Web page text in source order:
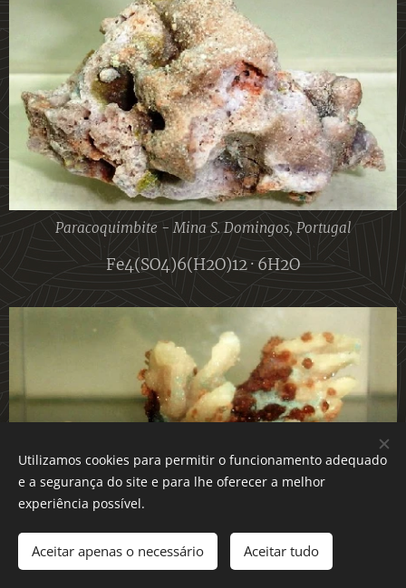
Paracoquimbite - Mina S. Domingos, Portugal
Fe4(SO4)6(H2O)12 · 6H2O
Utilizamos cookies para permitir o funcionamento adequado
e a segurança do site e para lhe oferecer a melhor
experiência possível.
Aceitar apenas o necessário Aceitar tudo